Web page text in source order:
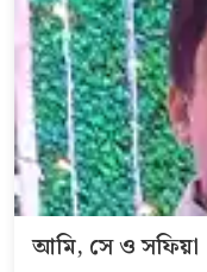
আমি, সে ও সফিয়া